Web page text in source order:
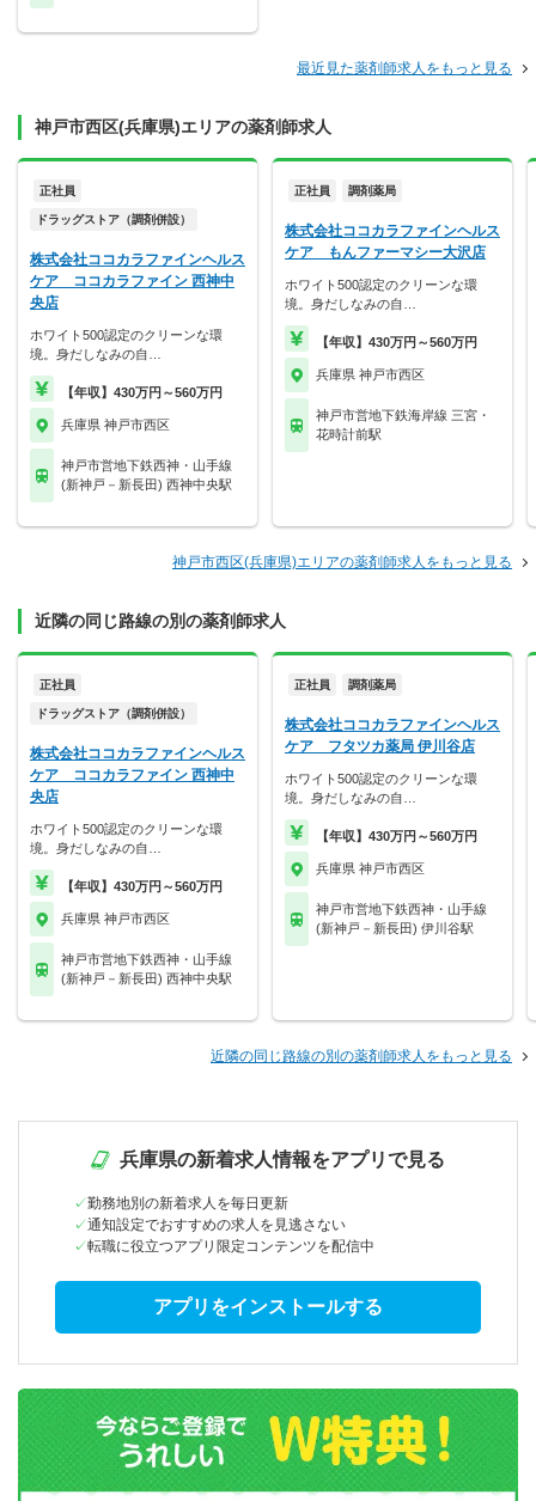
最近見た薬剤師求人をもっと見る
神戸市西区(兵庫県)エリアの薬剤師求人
正社員
ドラッグストア（調剤併設）
株式会社ココカラファインヘルス
ケア ココカラファイン 西神中
央店
ホワイト500認定のクリーンな環
境。身だしなみの自…
【年収】430万円～560万円
兵庫県 神戸市西区
神戸市営地下鉄西神・山手線
(新神戸－新長田) 西神中央駅
正社員 調剤薬局
株式会社ココカラファインヘルス
ケア もんファーマシー大沢店
ホワイト500認定のクリーンな環
境。身だしなみの自…
【年収】430万円～560万円
兵庫県 神戸市西区
神戸市営地下鉄海岸線 三宮・
花時計前駅
神戸市西区(兵庫県)エリアの薬剤師求人をもっと見る
近隣の同じ路線の別の薬剤師求人
正社員
ドラッグストア（調剤併設）
株式会社ココカラファインヘルス
ケア ココカラファイン 西神中
央店
ホワイト500認定のクリーンな環
境。身だしなみの自…
【年収】430万円～560万円
兵庫県 神戸市西区
神戸市営地下鉄西神・山手線
(新神戸－新長田) 西神中央駅
正社員 調剤薬局
株式会社ココカラファインヘルス
ケア フタツカ薬局 伊川谷店
ホワイト500認定のクリーンな環
境。身だしなみの自…
【年収】430万円～560万円
兵庫県 神戸市西区
神戸市営地下鉄西神・山手線
(新神戸－新長田) 伊川谷駅
近隣の同じ路線の別の薬剤師求人をもっと見る
兵庫県の新着求人情報をアプリで見る
勤務地別の新着求人を毎日更新
通知設定でおすすめの求人を見逃さない
転職に役立つアプリ限定コンテンツを配信中
アプリをインストールする